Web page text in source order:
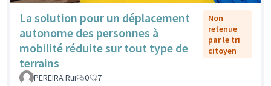
La solution pour un déplacement
autonome des personnes à
mobilité réduite sur tout type de
terrains
Non
retenue
par le tri
citoyen
PEREIRA Rui 0 7